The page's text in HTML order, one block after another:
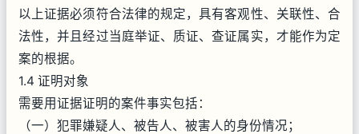
以上证据必须符合法律的规定，具有客观性、关联性、合
法性，并且经过当庭举证、质证、查证属实，才能作为定
案的根据。
1.4 证明对象
需要用证据证明的案件事实包括：
（一）犯罪嫌疑人、被告人、被害人的身份情况；